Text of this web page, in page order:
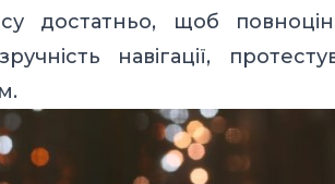
достатньо, щоб
навігації,